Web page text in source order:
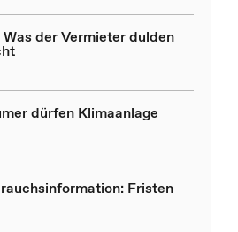
der Vermieter dulden
dürfen Klimaanlage
Fristen